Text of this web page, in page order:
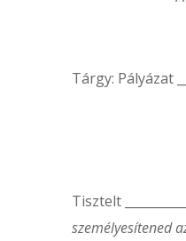
Tárgy: Pályázat
Tisztelt
személyesítened